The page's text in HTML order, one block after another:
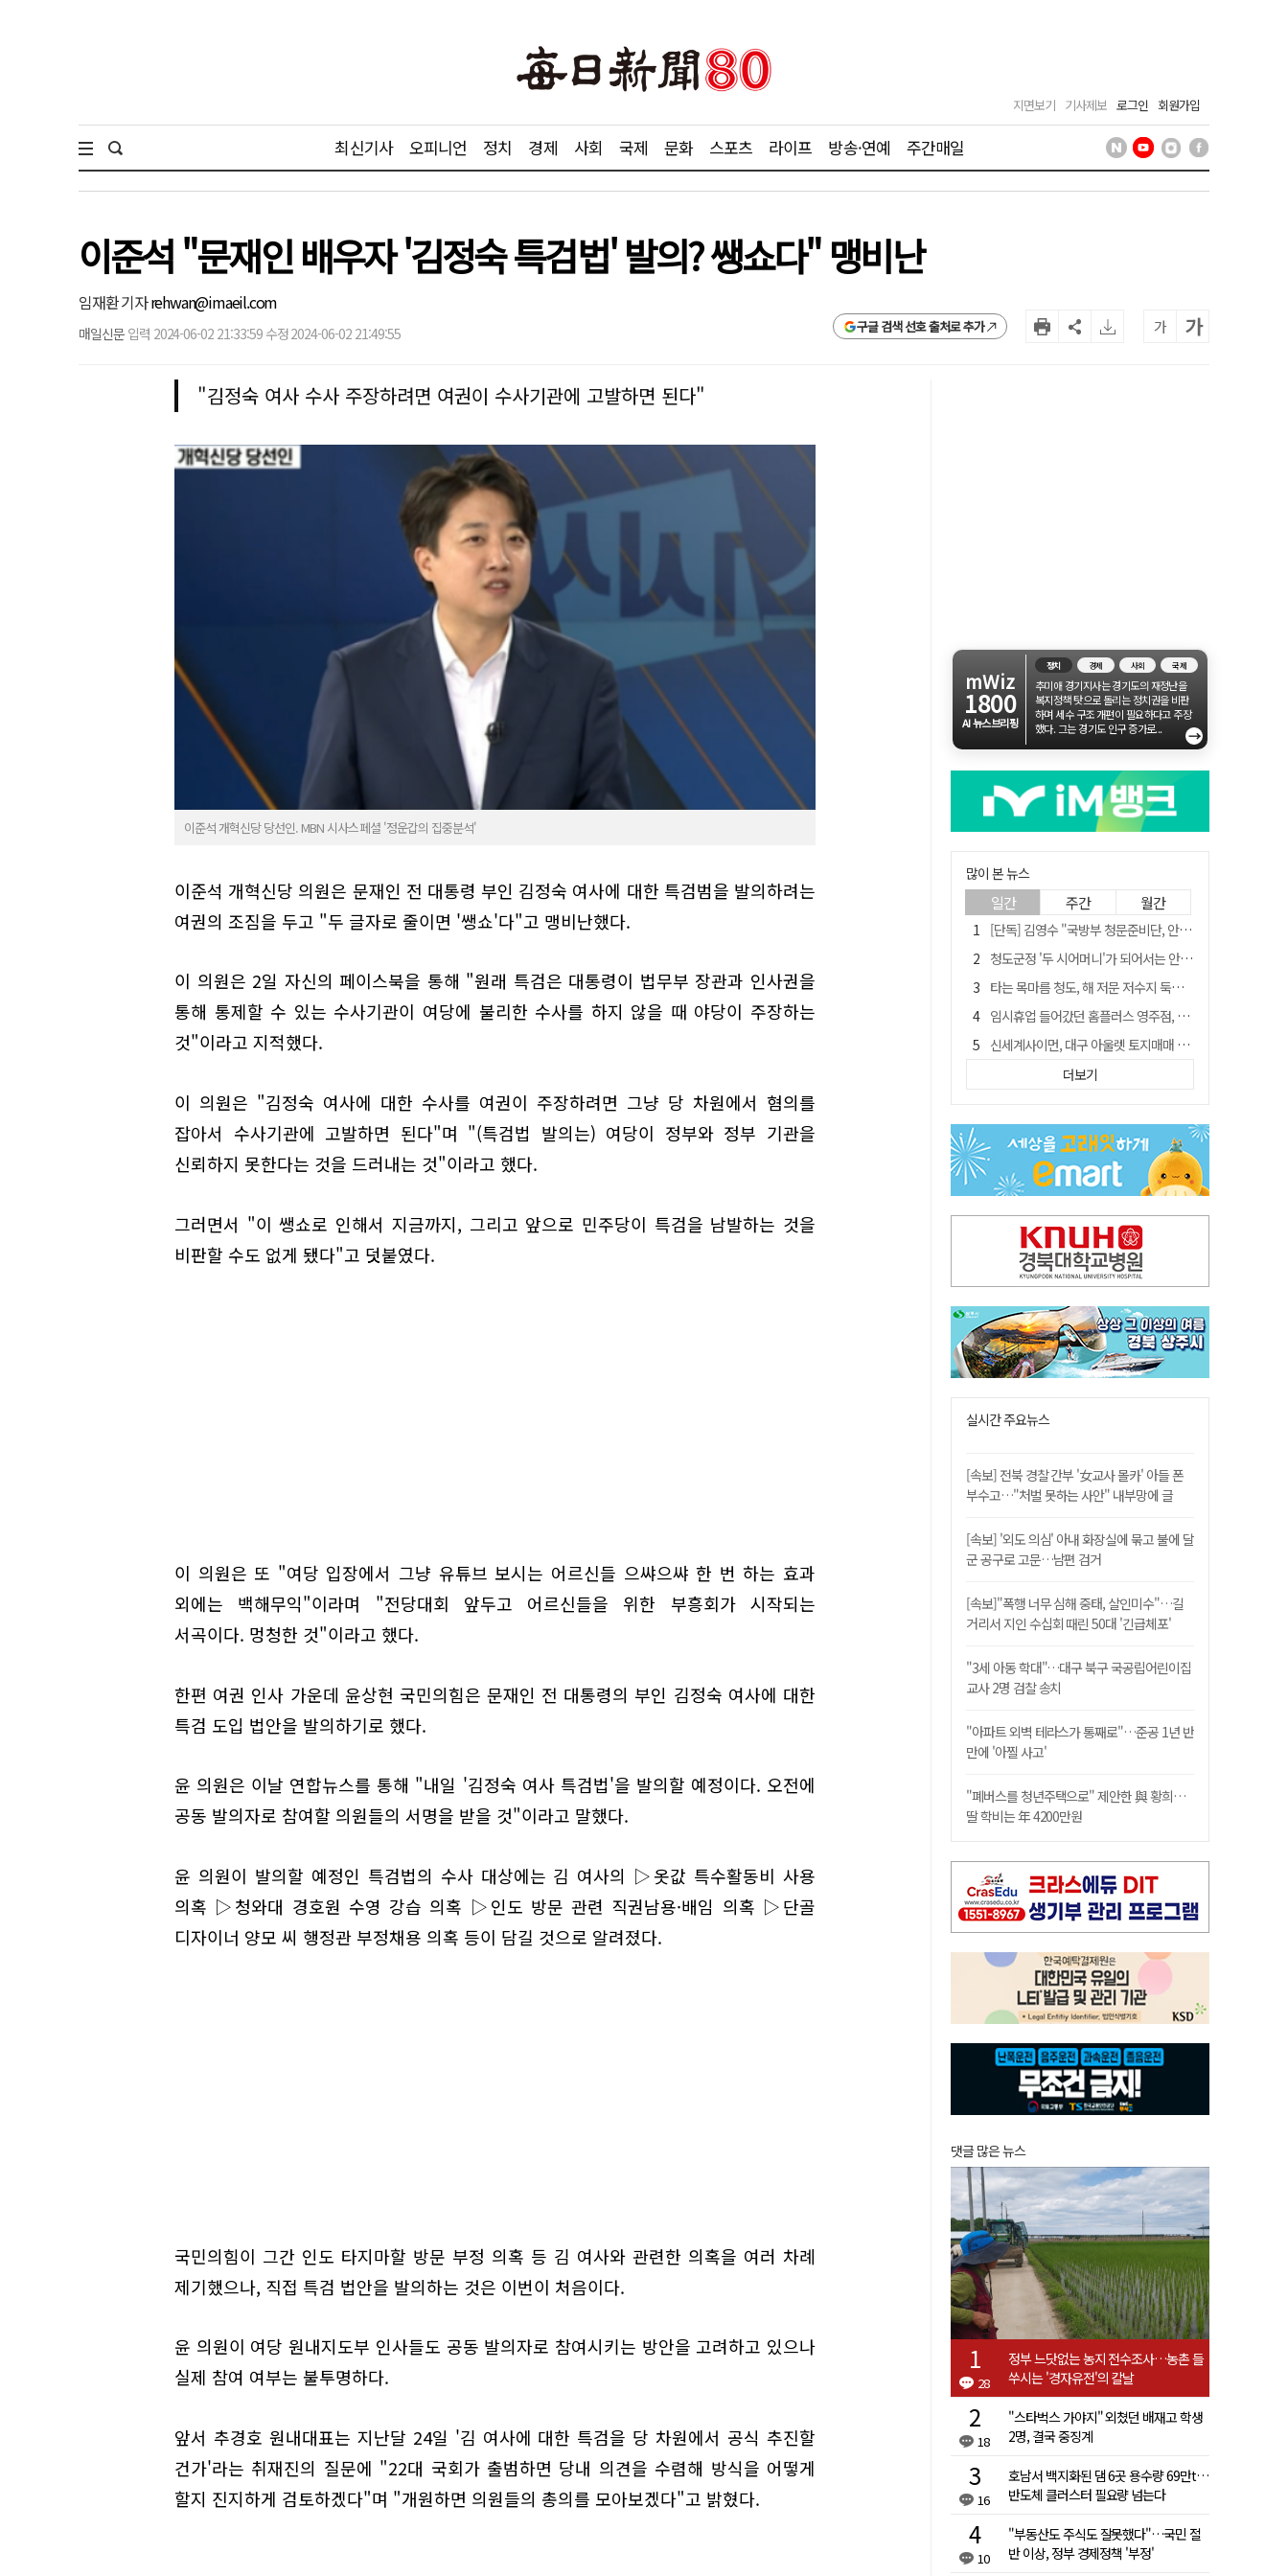
지면보기 기사제보 로그인 회원가입
최신기사 오피니언 정치 경제 사회 국제 문화 스포츠 라이프 방송·연예 주간매일
이준석 "문재인 배우자 '김정숙 특검법' 발의? 쌩쇼다" 맹비난
임재환 기자rehwan@imaeil.com
매일신문 입력 2024-06-02 21:33:59 수정 2024-06-02 21:49:55 구글 검색 선호 출처로 추가 가 가
"김정숙 여사 수사 주장하려면 여권이 수사기관에 고발하면 된다"
이준석 개혁신당 당선인. MBN 시사스페셜 '정운갑의 집중분석'
이준석 개혁신당 의원은 문재인 전 대통령 부인 김정숙 여사에 대한 특검범을 발의하려는
여권의 조짐을 두고 "두 글자로 줄이면 '쌩쇼'다"고 맹비난했다.
이 의원은 2일 자신의 페이스북을 통해 "원래 특검은 대통령이 법무부 장관과 인사권을
통해 통제할 수 있는 수사기관이 여당에 불리한 수사를 하지 않을 때 야당이 주장하는
것"이라고 지적했다.
이 의원은 "김정숙 여사에 대한 수사를 여권이 주장하려면 그냥 당 차원에서 혐의를
잡아서 수사기관에 고발하면 된다"며 "(특검법 발의는) 여당이 정부와 정부 기관을
신뢰하지 못한다는 것을 드러내는 것"이라고 했다.
그러면서 "이 쌩쇼로 인해서 지금까지, 그리고 앞으로 민주당이 특검을 남발하는 것을
비판할 수도 없게 됐다"고 덧붙였다.
이 의원은 또 "여당 입장에서 그냥 유튜브 보시는 어르신들 으쌰으쌰 한 번 하는 효과
외에는 백해무익"이라며 "전당대회 앞두고 어르신들을 위한 부흥회가 시작되는
서곡이다. 멍청한 것"이라고 했다.
한편 여권 인사 가운데 윤상현 국민의힘은 문재인 전 대통령의 부인 김정숙 여사에 대한
특검 도입 법안을 발의하기로 했다.
윤 의원은 이날 연합뉴스를 통해 "내일 '김정숙 여사 특검법'을 발의할 예정이다. 오전에
공동 발의자로 참여할 의원들의 서명을 받을 것"이라고 말했다.
윤 의원이 발의할 예정인 특검법의 수사 대상에는 김 여사의 ▷옷값 특수활동비 사용
의혹 ▷청와대 경호원 수영 강습 의혹 ▷인도 방문 관련 직권남용·배임 의혹 ▷단골
디자이너 양모 씨 행정관 부정채용 의혹 등이 담길 것으로 알려졌다.
국민의힘이 그간 인도 타지마할 방문 부정 의혹 등 김 여사와 관련한 의혹을 여러 차례
제기했으나, 직접 특검 법안을 발의하는 것은 이번이 처음이다.
윤 의원이 여당 원내지도부 인사들도 공동 발의자로 참여시키는 방안을 고려하고 있으나
실제 참여 여부는 불투명하다.
앞서 추경호 원내대표는 지난달 24일 '김 여사에 대한 특검을 당 차원에서 공식 추진할
건가'라는 취재진의 질문에 "22대 국회가 출범하면 당내 의견을 수렴해 방식을 어떻게
할지 진지하게 검토하겠다"며 "개원하면 의원들의 총의를 모아보겠다"고 밝혔다.
mWiz
1800
AI 뉴스브리핑
정치 경제 사회 국제
추미애 경기지사는 경기도의 재정난을
복지정책 탓으로 돌리는 정치권을 비판
하며 세수 구조 개편이 필요하다고 주장
했다. 그는 경기도 인구 증가로...
→
많이 본 뉴스
일간 주간 월간
[단독] 김영수 "국방부 청문준비단, 안규백 탈영 알고있었다"
청도군정 '두 시어머니'가 되어서는 안된다
타는 목마름 청도, 해 저문 저수지 둑에 군수가 서 있었다
임시휴업 들어갔던 홈플러스 영주점, 7일 영업 재개…지하 1층만 운영
신세계사이먼, 대구 아울렛 토지매매 계약 체결… 사업 본궤도
外人 한 달 새 8000억 담았는데…LG이노텍 목표주가는 왜 엇갈릴까
"상법개정해도 주주가 '봉'"…하이닉스 솔리다임 상장설에 술렁[개미와글와글]
이의준 전 경북도 새마을봉사과장, 제28대 울릉군 부군수 취임
정청래, 靑 겨냥... "신천지·레버리지·호남 반도체 겁박 사과하라"
더보기
실시간 주요뉴스
[속보] 전북 경찰 간부 '女교사 몰카' 아들 폰
부수고…"처벌 못하는 사안" 내부망에 글
[속보] '외도 의심' 아내 화장실에 묶고 불에 달
군 공구로 고문…남편 검거
[속보]"폭행 너무 심해 중태, 살인미수"…길
거리서 지인 수십회 때린 50대 '긴급체포'
"3세 아동 학대"…대구 북구 국공립어린이집
교사 2명 검찰 송치
"아파트 외벽 테라스가 통째로"…준공 1년 반
만에 '아찔 사고'
"폐버스를 청년주택으로" 제안한 與 황희…
딸 학비는 年 4200만원
댓글 많은 뉴스
28
정부 느닷없는 농지 전수조사…농촌 들
쑤시는 '경자유전'의 칼날
18
"스타벅스 가야지" 외쳤던 배재고 학생
2명, 결국 중징계
16
호남서 백지화된 댐 6곳 용수량 69만t…
반도체 클러스터 필요량 넘는다
10
"부동산도 주식도 잘못했다"…국민 절
반 이상, 정부 경제정책 '부정'